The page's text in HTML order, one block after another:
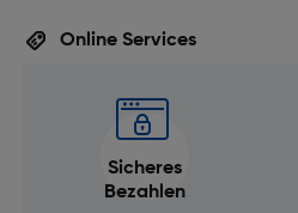
Online Services
Sicheres
Bezahlen